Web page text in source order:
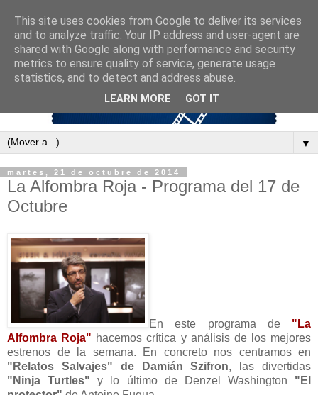
▼
martes, 21 de octubre de 2014
La Alfombra Roja - Programa del 17 de
Octubre
En este programa de "La
Alfombra Roja" hacemos crítica y análisis de los mejores
estrenos de la semana. En concreto nos centramos en
"Relatos Salvajes" de Damián Szifron, las divertidas
"Ninja Turtles" y lo último de Denzel Washington "El
This site uses cookies from Google to deliver its services
and to analyze traffic. Your IP address and user-agent are
shared with Google along with performance and security
metrics to ensure quality of service, generate usage
statistics, and to detect and address abuse.
LEARN MORE GOT IT